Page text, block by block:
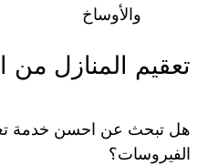
والأوساخ
تعقيم المنازل من
هل تبحث عن احسن خدمة
الفيروسات؟